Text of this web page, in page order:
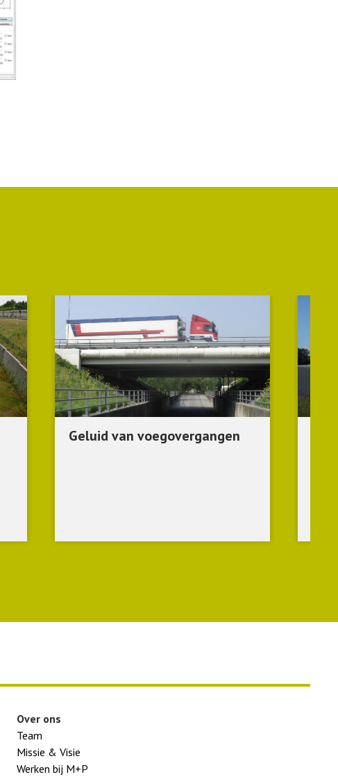
Geluid van voegovergangen
Over ons
Team
Missie & Visie
Werken bij M+P